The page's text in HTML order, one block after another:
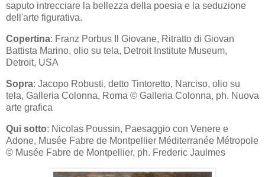
saputo intrecciare la bellezza della poesia e la seduzione
dell'arte figurativa.
Copertina: Franz Porbus Il Giovane, Ritratto di Giovan
Battista Marino, olio su tela, Detroit Institute Museum,
Detroit, USA
Sopra: Jacopo Robusti, detto Tintoretto, Narciso, olio su
tela, Galleria Colonna, Roma © Galleria Colonna, ph. Nuova
arte grafica
Qui sotto: Nicolas Poussin, Paesaggio con Venere e
Adone, Musée Fabre de Montpellier Méditerranée Métropole
© Musée Fabre de Montpellier, ph. Frederic Jaulmes